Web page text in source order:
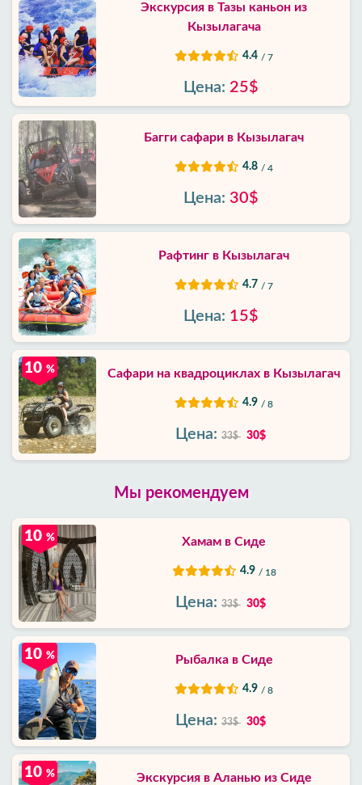
Экскурсия в Тазы каньон из
Кызылагача
4.4 / 7
Цена: 25$
Багги сафари в Кызылагач
4.8 / 4
Цена: 30$
Рафтинг в Кызылагач
4.7 / 7
Цена: 15$
Сафари на квадроциклах в Кызылагач
4.9 / 8
10 %
Цена: 33$ 30$
Мы рекомендуем
Хамам в Сиде
4.9 / 18
10 %
Цена: 33$ 30$
Рыбалка в Сиде
4.9 / 8
10 %
Цена: 33$ 30$
Экскурсия в Аланью из Сиде
10 %